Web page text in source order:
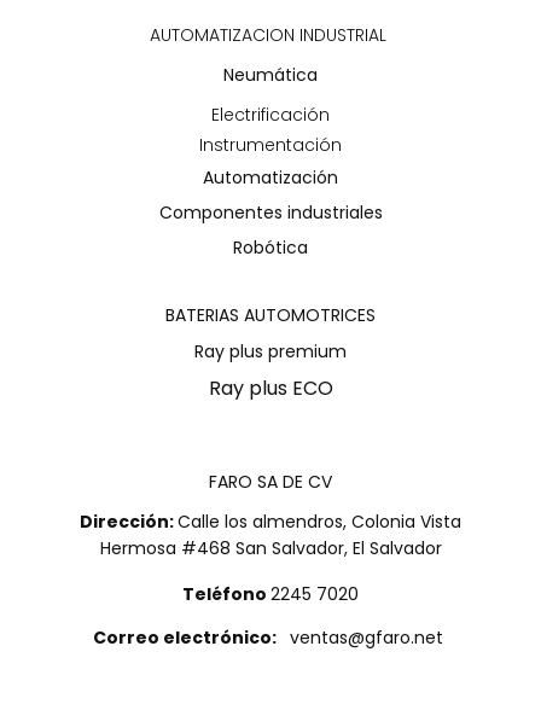
AUTOMATIZACION INDUSTRIAL
Neumática
Electrificación
Instrumentación
Automatización
Componentes industriales
Robótica
BATERIAS AUTOMOTRICES
Ray plus premium
Ray plus ECO
FARO SA DE CV
Dirección:Calle los almendros, Colonia Vista
Hermosa #468 San Salvador, El Salvador
Teléfono 2245 7020
Correo electrónico: ventas@gfaro.net